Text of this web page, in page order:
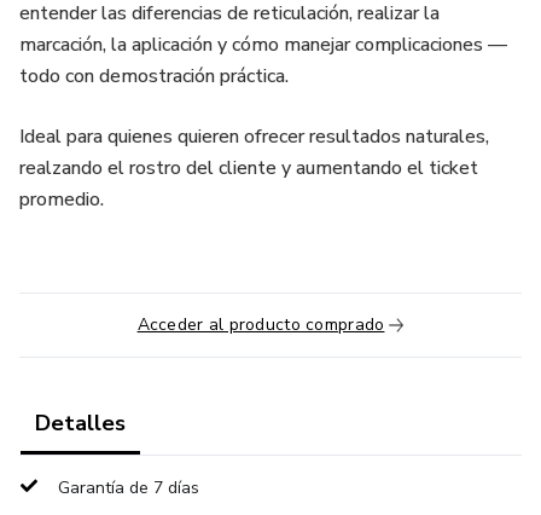
entender las diferencias de reticulación, realizar la
marcación, la aplicación y cómo manejar complicaciones —
todo con demostración práctica.
Ideal para quienes quieren ofrecer resultados naturales,
realzando el rostro del cliente y aumentando el ticket
promedio.
Acceder al producto comprado
Detalles
Garantía de 7 días